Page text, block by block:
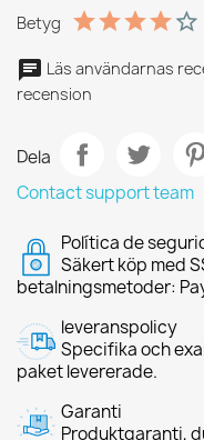
Betyg
Läs användarnas
recension
Dela
Contact support team
Política de
Säkert köp med
betalningsmetoder:
leveranspolicy
Specifika och
paket levererade.
Garanti
Produktgaranti,